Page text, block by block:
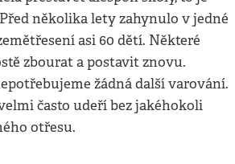
několika lety zahynulo v jedné
asi 60 dětí. Některé
zbourat a postavit znovu.
žádná další varování.
často udeří bez jakéhokoli
otřesu.